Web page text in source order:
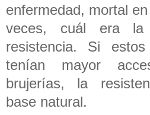
enfermedad, mortal
veces, cuál era
resistencia. Si
tenían mayor
brujerías, la
base natural.